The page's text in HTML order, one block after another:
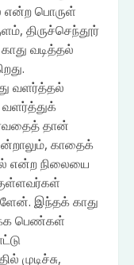
என்ற பொருள்
திருச்செந்தூர்
வடித்தல்
வளர்த்தல்
வளர்த்துக்
தான்
காதைக்
என்ற நிலையை
இந்தக் காது
பெண்கள்
முடிச்சு,